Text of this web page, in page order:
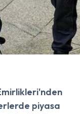
piyasa